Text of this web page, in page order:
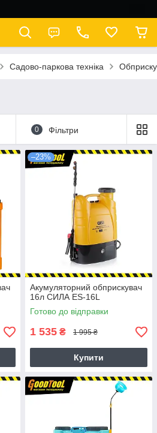
Садово-паркова техніка
0 Фільтри
–23%
Акумуляторний обприскувач
16л СИЛА ES-16L
Готово до відправки
1 535 ₴ 1 995 ₴
Купити